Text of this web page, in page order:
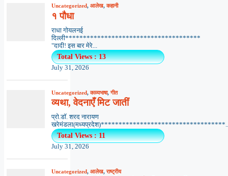
Uncategorized, आलेख,कहानी
१ पौधा
राधा गोयलनई
दिल्ली**************************************
"दादी! इस बार मेरे...
Total Views : 13
July 31, 2026
Uncategorized,काव्यभाषा,गीत
व्यथा, वेदनाएँ मिट जातीं
प्रो.डॉ. शरद नारायण
Total Views : 11
July 31, 2026
Uncategorized, आलेख,राष्ट्रीय